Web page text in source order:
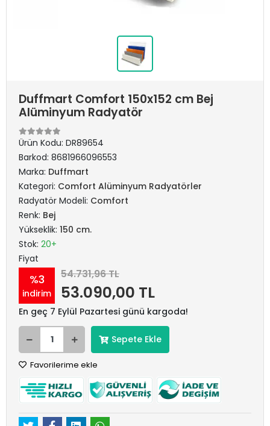
Duffmart Comfort 150x152 cm Bej
Alüminyum Radyatör
Ürün Kodu: DR89654
Barkod: 8681966096553
Marka: Duffmart
Kategori: Comfort Alüminyum Radyatörler
Radyatör Modeli: Comfort
Renk: Bej
Yükseklik: 150 cm.
Stok: 20+
Fiyat
%3
indirim
54.731,96 TL
53.090,00 TL
En geç 7 Eylül Pazartesi günü kargoda!
Sepete Ekle
Favorilerime ekle